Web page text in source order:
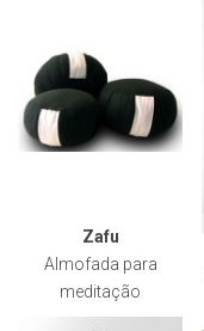
Zafu
Almofada para
meditação